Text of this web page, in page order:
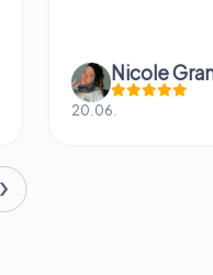
Nicole
20.06.